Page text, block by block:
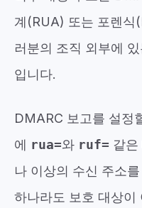
계(RUA) 또는 포렌식
러분의 조직 외부에
입니다.
DMARC 보고를 설정
에 rua=와 ruf= 같
나 이상의 수신 주소
하나라도 보호 대상이